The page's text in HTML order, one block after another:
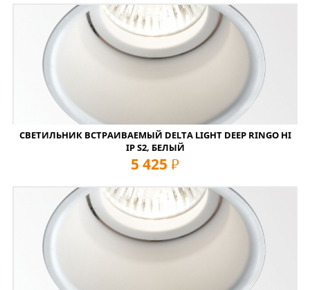
СВЕТИЛЬНИК ВСТРАИВАЕМЫЙ DELTA LIGHT DEEP RINGO HI
IP S2, БЕЛЫЙ
5 425 руб